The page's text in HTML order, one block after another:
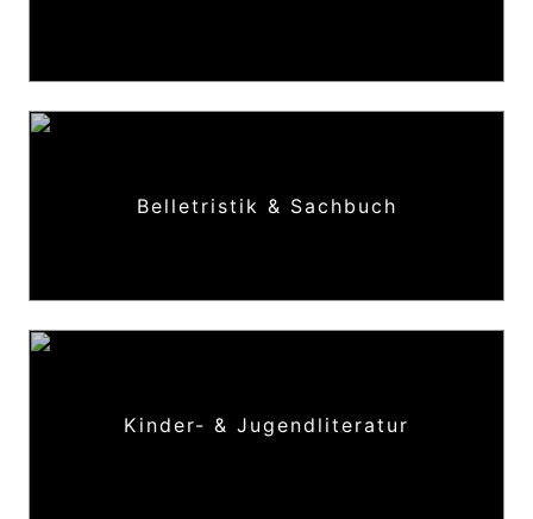
Belletristik & Sachbuch
Kinder- & Jugendliteratur